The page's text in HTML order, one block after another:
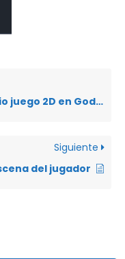
2D en Godot
Siguiente
del jugador